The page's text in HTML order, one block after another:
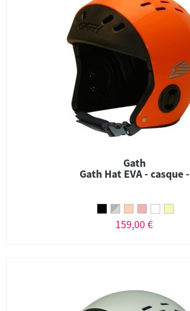
Gath
Gath Hat EVA - casque -
159,00 €